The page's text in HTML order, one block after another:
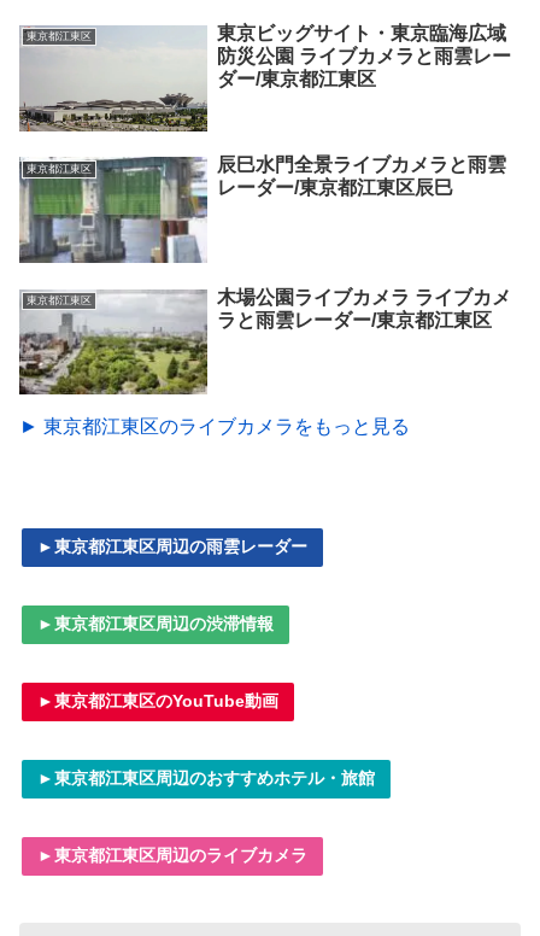
東京都江東区
東京ビッグサイト・東京臨海広域
防災公園 ライブカメラと雨雲レー
ダー/東京都江東区
東京都江東区
辰巳水門全景ライブカメラと雨雲
レーダー/東京都江東区辰巳
東京都江東区
木場公園ライブカメラ ライブカメ
ラと雨雲レーダー/東京都江東区
► 東京都江東区のライブカメラをもっと見る
►東京都江東区周辺の雨雲レーダー
►東京都江東区周辺の渋滞情報
►東京都江東区のYouTube動画
►東京都江東区周辺のおすすめホテル・旅館
►東京都江東区周辺のライブカメラ